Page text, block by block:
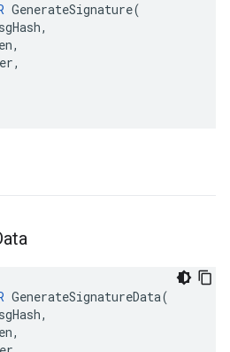
GenerateSignature(
,
,
,
GenerateSignatureData(
,
,